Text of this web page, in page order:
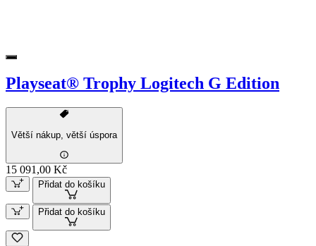
Playseat® Trophy Logitech G Edition
Větší nákup, větší úspora
15 091,00 Kč
Přidat do košíku
Přidat do košíku